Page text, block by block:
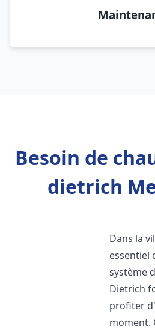
Besoin de
dietrich
Dans la
essentiel
système
Dietrich
profiter
moment.